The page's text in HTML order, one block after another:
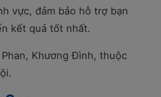
vực, đảm bảo hỗ trợ bạn
kết quả tốt nhất.
Khương Đình, thuộc